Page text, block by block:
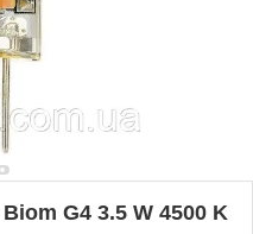
G4 3.5 W 4500 K